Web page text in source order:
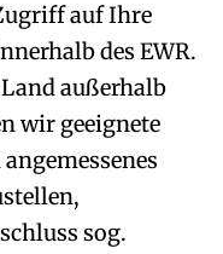
auf Ihre
des EWR.
außerhalb
wir geeignete
sog.